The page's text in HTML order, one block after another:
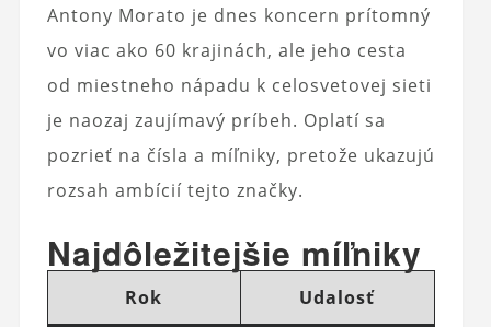
Antony Morato je dnes koncern prítomný
vo viac ako 60 krajinách, ale jeho cesta
od miestneho nápadu k celosvetovej sieti
je naozaj zaujímavý príbeh. Oplatí sa
pozrieť na čísla a míľniky, pretože ukazujú
rozsah ambícií tejto značky.
Najdôležitejšie míľniky
Rok Udalosť